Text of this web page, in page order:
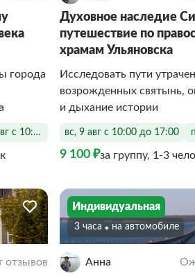
города
с 10:00 до 18:00
Духовное наследие
путешествие по
храмам Ульяновска
Исследовать пути
возрожденных святынь,
и дыхание истории
вс, 9 авг с 10:00 до 17:00
9 100 ₽за группу, 1-3
отзывов
Индивидуальная
3 часа На автомобиле
Анна